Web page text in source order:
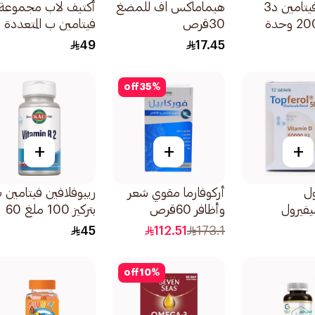
بريما د فيتامين د3
بتركيز 2000 وحدة
هيماماكس اف للمضغ
30قرص
17.45
أكتيف لاب
فيتامين ب المتعددة
60قرص
49
+
35%
off
+
أركوفارما مقوي شعر
وأظافر 60قرص
173.1
112.51
+
بتركيز 100 ملغ 60
قرص
45
10%
off